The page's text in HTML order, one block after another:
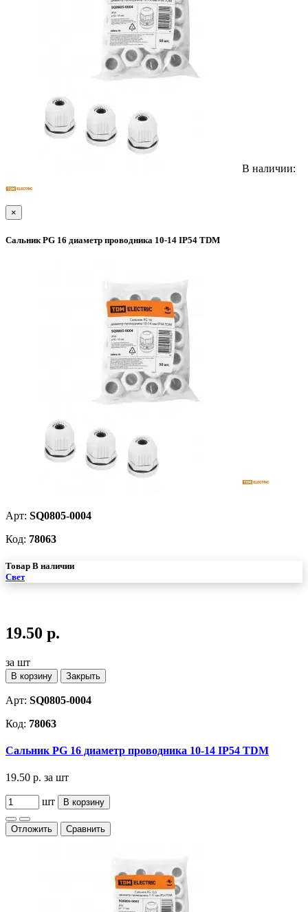
В наличии:
×
Сальник PG 16 диаметр проводника 10-14 IP54 TDM
Арт: SQ0805-0004
Код: 78063
Товар В наличии
Свет
19.50 р.
за шт
В корзину Закрыть
Арт: SQ0805-0004
Код: 78063
Сальник PG 16 диаметр проводника 10-14 IP54 TDM
19.50 р. за шт
шт В корзину
Отложить Сравнить